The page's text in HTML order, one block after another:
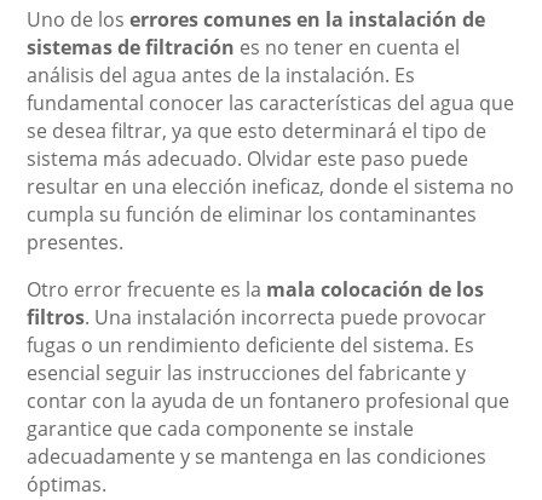
Uno de loserrores comunes en la instalación de
sistemas de filtración es no tener en cuenta el
análisis del agua antes de la instalación. Es
fundamental conocer las características del agua que
se desea filtrar, ya que esto determinará el tipo de
sistema más adecuado. Olvidar este paso puede
resultar en una elección ineficaz, donde el sistema no
cumpla su función de eliminar los contaminantes
presentes.
Otro error frecuente es la mala colocación de los
filtros. Una instalación incorrecta puede provocar
fugas o un rendimiento deficiente del sistema. Es
esencial seguir las instrucciones del fabricante y
contar con la ayuda de un fontanero profesional que
garantice que cada componente se instale
adecuadamente y se mantenga en las condiciones
óptimas.